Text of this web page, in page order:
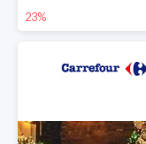
23%